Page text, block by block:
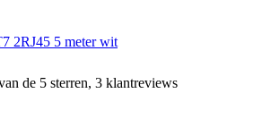
2RJ45 5 meter wit
de 5 sterren, 3 klantreviews